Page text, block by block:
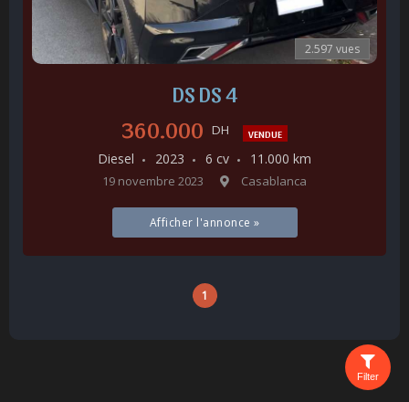
2.597 vues
DS DS 4
360.000 DH VENDUE
Diesel 2023 6 cv 11.000 km
19 novembre 2023 Casablanca
Afficher l'annonce »
1
Filter